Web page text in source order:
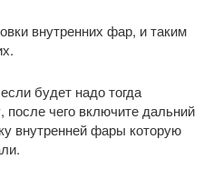
внутренних фар, и таким
будет надо тогда
чего включите дальний
внутренней фары которую